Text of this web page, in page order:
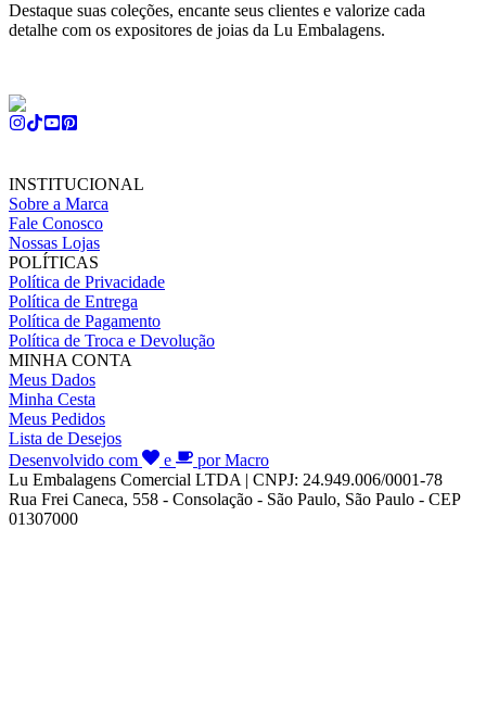
Destaque suas coleções, encante seus clientes e valorize cada
detalhe com os expositores de joias da Lu Embalagens.
INSTITUCIONAL
Sobre a Marca
Fale Conosco
Nossas Lojas
POLÍTICAS
Política de Privacidade
Política de Entrega
Política de Pagamento
Política de Troca e Devolução
MINHA CONTA
Meus Dados
Minha Cesta
Meus Pedidos
Lista de Desejos
Desenvolvido com
e
por Macro
Lu Embalagens Comercial LTDA | CNPJ: 24.949.006/0001-78
Rua Frei Caneca, 558 - Consolação - São Paulo, São Paulo - CEP
01307000